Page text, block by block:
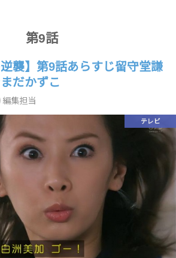
第9話
襲】第9話あらすじ留守堂謙
だかずこ
編集担当
テレビ